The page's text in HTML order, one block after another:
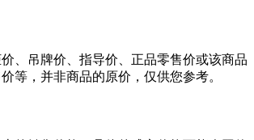
、吊牌价、指导价、正品零售价或该商品
等，并非商品的原价，仅供您参考。